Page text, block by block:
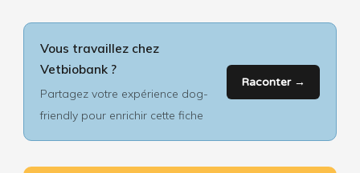
Vous travaillez chez
Vetbiobank ?
Partagez votre expérience dog-
friendly pour enrichir cette fiche
Raconter →